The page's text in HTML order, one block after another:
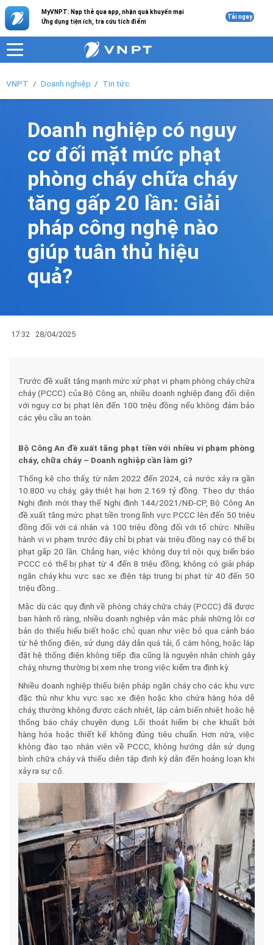
MyVNPT: Nạp thẻ qua app, nhận quà khuyến mại
Ứng dụng tiện ích, tra cứu tích điểm
Tải ngay
VNPT Doanh nghiệp Tin tức
Doanh nghiệp có nguy
cơ đối mặt mức phạt
phòng cháy chữa cháy
tăng gấp 20 lần: Giải
pháp công nghệ nào
giúp tuân thủ hiệu
quả?
17:32 28/04/2025
Trước đề xuất tăng mạnh mức xử phạt vi phạm phòng cháy chữa
cháy (PCCC) của Bộ Công an, nhiều doanh nghiệp đang đối diện
với nguy cơ bị phạt lên đến 100 triệu đồng nếu không đảm bảo
các yêu cầu an toàn.
Bộ Công An đề xuất tăng phạt tiền với nhiều vi phạm phòng
cháy, chữa cháy – Doanh nghiệp cần làm gì?
Thống kê cho thấy, từ năm 2022 đến 2024, cả nước xảy ra gần
10.800 vụ cháy, gây thiệt hại hơn 2.169 tỷ đồng. Theo dự thảo
Nghị định mới thay thế Nghị định 144/2021/NĐ-CP, Bộ Công An
đề xuất tăng mức phạt tiền trong lĩnh vực PCCC lên đến 50 triệu
đồng đối với cá nhân và 100 triệu đồng đối với tổ chức. Nhiều
hành vi vi phạm trước đây chỉ bị phạt vài triệu đồng nay có thể bị
phạt gấp 20 lần. Chẳng hạn, việc không duy trì nội quy, biển báo
PCCC có thể bị phạt từ 4 đến 8 triệu đồng; không có giải pháp
ngăn cháy khu vực sạc xe điện tập trung bị phạt từ 40 đến 50
triệu đồng…
Mặc dù các quy định về phòng cháy chữa cháy (PCCC) đã được
ban hành rõ ràng, nhiều doanh nghiệp vẫn mắc phải những lỗi cơ
bản do thiếu hiểu biết hoặc chủ quan như việc bỏ qua cảnh báo
từ hệ thống điện, sử dụng dây dẫn quá tải, ổ cắm hỏng, hoặc lắp
đặt hệ thống điện không tiếp địa cũng là nguyên nhân chính gây
cháy, nhưng thường bị xem nhẹ trong việc kiểm tra định kỳ.​
Nhiều doanh nghiệp thiếu biện pháp ngăn cháy cho các khu vực
đặc thù như khu vực sạc xe điện hoặc kho chứa hàng hóa dễ
cháy, thường không được cách nhiệt, lắp cảm biến nhiệt hoặc hệ
thống báo cháy chuyên dụng. Lối thoát hiểm bị che khuất bởi
hàng hóa hoặc thiết kế không đúng tiêu chuẩn. Hơn nữa, việc
không đào tạo nhân viên về PCCC, không hướng dẫn sử dụng
bình chữa cháy và thiếu diễn tập định kỳ dẫn đến hoảng loạn khi
xảy ra sự cố.